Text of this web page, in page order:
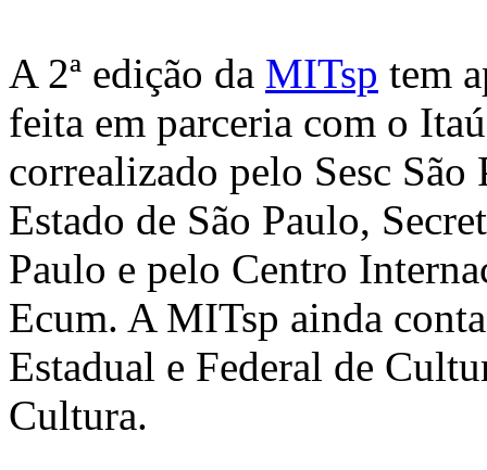
A 2ª edição da MITsp tem
feita em parceria com o
correalizado pelo Sesc
Estado de São Paulo,
Paulo e pelo Centro
Ecum. A MITsp ainda
Estadual e Federal de
Cultura.